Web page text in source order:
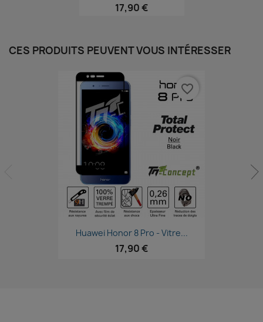
17,90 €
CES PRODUITS PEUVENT VOUS INTÉRESSER
Aperçu rapide
Huawei Honor 8 Pro - Vitre...
17,90 €
favorite_border